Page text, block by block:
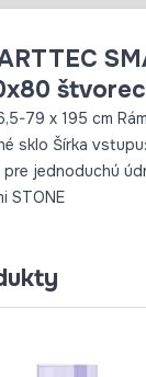
štvorec
79 x 195 cm
sklo Šírka
jednoduchú
STONE